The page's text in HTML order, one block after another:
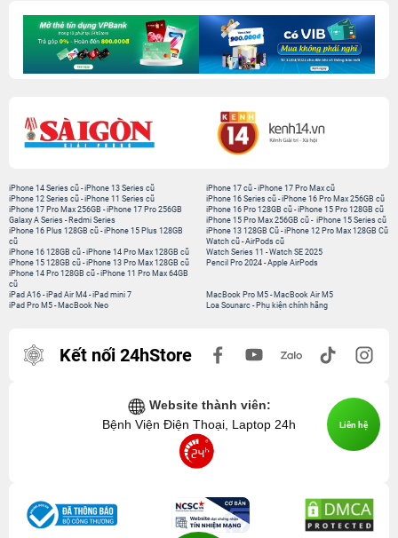
iPhone 14 Series cũ -iPhone 13 Series cũ
iPhone 12 Series cũ -iPhone 11 Series cũ
iPhone 17 Pro Max 256GB -iPhone 17 Pro 256GB
Galaxy A Series - Redmi Series
iPhone 17 cũ-iPhone 17 Pro Max cũ
iPhone 16 Series cũ- iPhone 16 Pro Max 256GB cũ
iPhone 16 Pro 128GB cũ-iPhone 15 Pro 128GB cũ
iPhone 15 Pro Max 256GB cũ- iPhone 15 Series cũ
iPhone 16 Plus 128GB cũ -iPhone 15 Plus 128GB
cũ
iPhone 16 128GB cũ -iPhone 14 Pro Max 128GB cũ
iPhone 15 128GB cũ -iPhone 13 Pro Max 128GB cũ
iPhone 14 Pro 128GB cũ -iPhone 11 Pro Max 64GB
cũ
iPhone 13 128GB Cũ-iPhone 12 Pro Max 128GB Cũ
Watch cũ-AirPods cũ
Watch Series 11 -Watch SE 2025
Pencil Pro 2024-Apple AirPods
iPad A16 -iPad Air M4 -iPad mini 7
iPad Pro M5 - MacBook Neo
MacBook Pro M5- MacBook Air M5
Loa Sounarc- Phụ kiện chính hãng
Kết nối 24hStore
Website thành viên:
Bệnh Viện Điện Thoại, Laptop 24h
Liên hệ